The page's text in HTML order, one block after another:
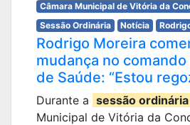
Câmara Municipal de Vitória da
Sessão Ordinária
Notícia
Rodrigo Moreira
mudança no
de Saúde: “Estou
Durante a sessão ordinária
Municipal de Vitória da